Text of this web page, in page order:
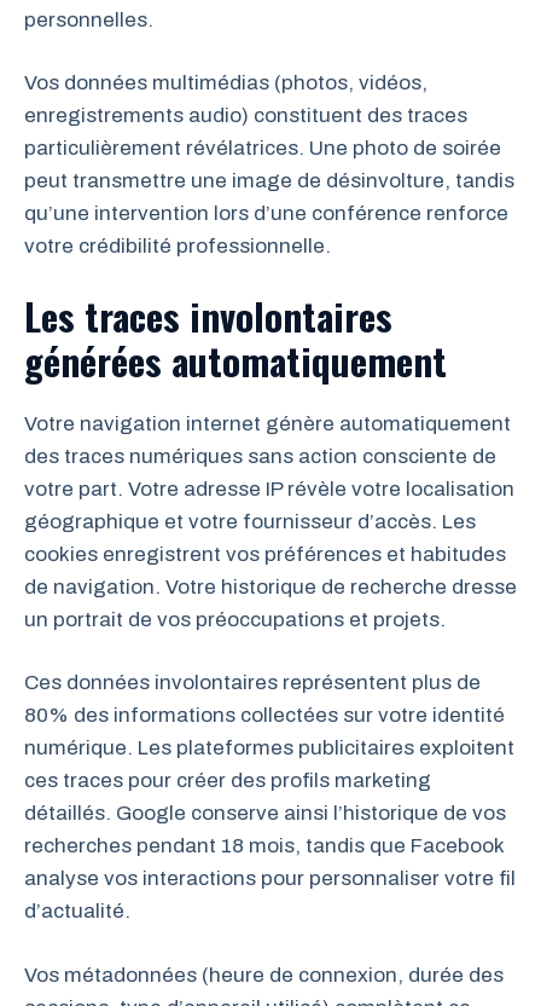
personnelles.
Vos données multimédias (photos, vidéos,
enregistrements audio) constituent des traces
particulièrement révélatrices. Une photo de soirée
peut transmettre une image de désinvolture, tandis
qu’une intervention lors d’une conférence renforce
votre crédibilité professionnelle.
Les traces involontaires
générées automatiquement
Votre navigation internet génère automatiquement
des traces numériques sans action consciente de
votre part. Votre adresse IP révèle votre localisation
géographique et votre fournisseur d’accès. Les
cookies enregistrent vos préférences et habitudes
de navigation. Votre historique de recherche dresse
un portrait de vos préoccupations et projets.
Ces données involontaires représentent plus de
80% des informations collectées sur votre identité
numérique. Les plateformes publicitaires exploitent
ces traces pour créer des profils marketing
détaillés. Google conserve ainsi l’historique de vos
recherches pendant 18 mois, tandis que Facebook
analyse vos interactions pour personnaliser votre fil
d’actualité.
Vos métadonnées (heure de connexion, durée des